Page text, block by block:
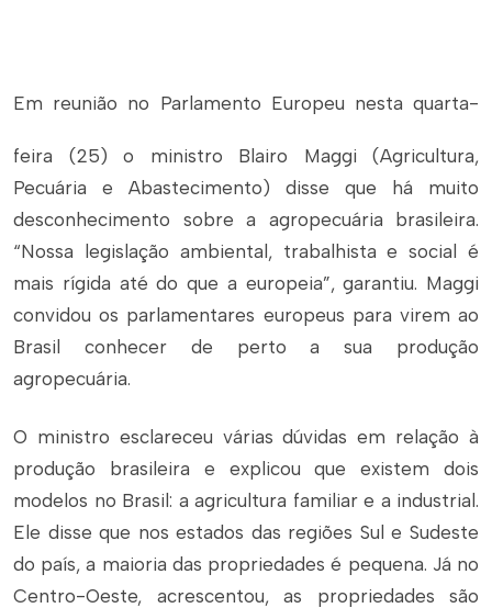
Em reunião no Parlamento Europeu nesta quarta-
feira (25) o ministro Blairo Maggi (Agricultura,
Pecuária e Abastecimento) disse que há muito
desconhecimento sobre a agropecuária brasileira.
“Nossa legislação ambiental, trabalhista e social é
mais rígida até do que a europeia”, garantiu. Maggi
convidou os parlamentares europeus para virem ao
Brasil conhecer de perto a sua produção
agropecuária.
O ministro esclareceu várias dúvidas em relação à
produção brasileira e explicou que existem dois
modelos no Brasil: a agricultura familiar e a industrial.
Ele disse que nos estados das regiões Sul e Sudeste
do país, a maioria das propriedades é pequena. Já no
Centro-Oeste, acrescentou, as propriedades são